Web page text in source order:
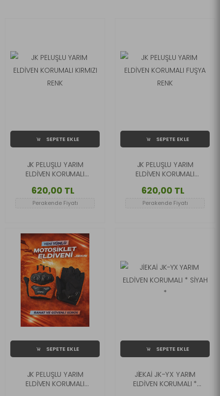
SEPETE EKLE
JK PELUŞLU YARIM
ELDİVEN KORUMALI
620,00 TL
Perakende Fiyatı
SEPETE EKLE
JK PELUŞLU YARIM
ELDİVEN KORUMALI
620,00 TL
Perakende Fiyatı
SEPETE EKLE
JK PELUŞLU YARIM
ELDİVEN KORUMALI
SEPETE EKLE
JİEKAİ JK-YX YARIM
ELDİVEN KORUMALI *